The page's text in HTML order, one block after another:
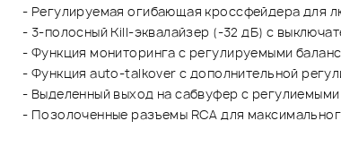
- Регулируемая огибающая кроссфейдера для
- 3-полосный Kill-эквалайзер (-32 дБ) с
- Функция мониторинга с регулируемыми
- Функция auto-talkover с дополнительной
- Выделенный выход на сабвуфер с
- Позолоченные разъемы RCA для